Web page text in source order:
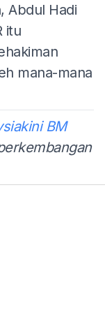
Abdul Hadi
itu
mana-mana
BM